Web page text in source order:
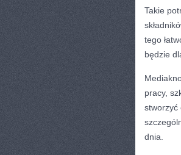
Takie
tego
będzie
pracy,
stworzyć
dnia.